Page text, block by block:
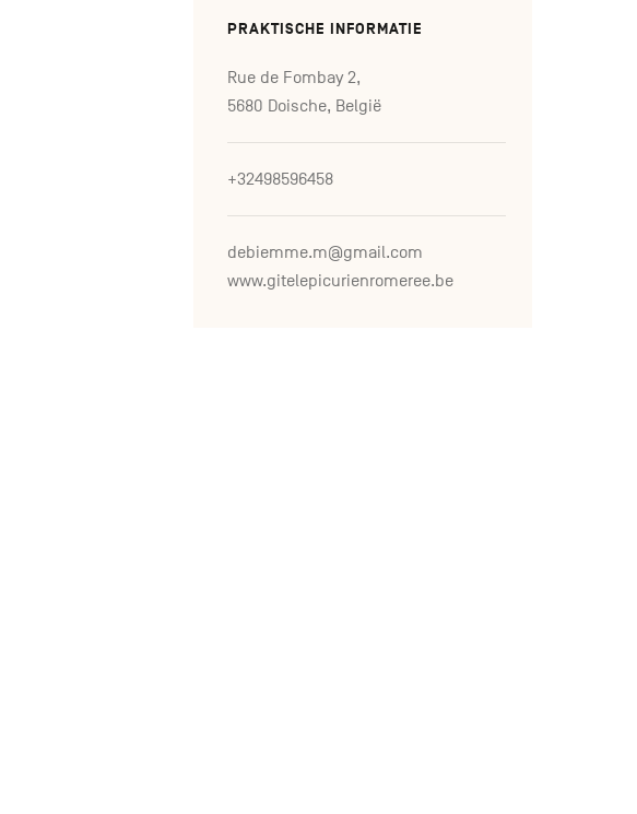
PRAKTISCHE INFORMATIE
Rue de Fombay 2,
5680 Doische, België
+32498596458
debiemme.m@gmail.com
www.gitelepicurienromeree.be